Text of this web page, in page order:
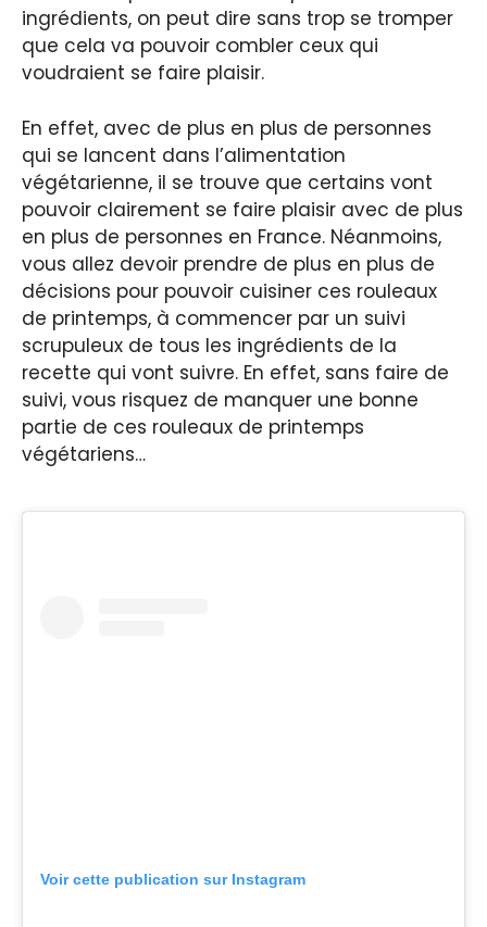
ingrédients, on peut dire sans trop se tromper
que cela va pouvoir combler ceux qui
voudraient se faire plaisir.
En effet, avec de plus en plus de personnes
qui se lancent dans l’alimentation
végétarienne, il se trouve que certains vont
pouvoir clairement se faire plaisir avec de plus
en plus de personnes en France. Néanmoins,
vous allez devoir prendre de plus en plus de
décisions pour pouvoir cuisiner ces rouleaux
de printemps, à commencer par un suivi
scrupuleux de tous les ingrédients de la
recette qui vont suivre. En effet, sans faire de
suivi, vous risquez de manquer une bonne
partie de ces rouleaux de printemps
végétariens…
Voir cette publication sur Instagram